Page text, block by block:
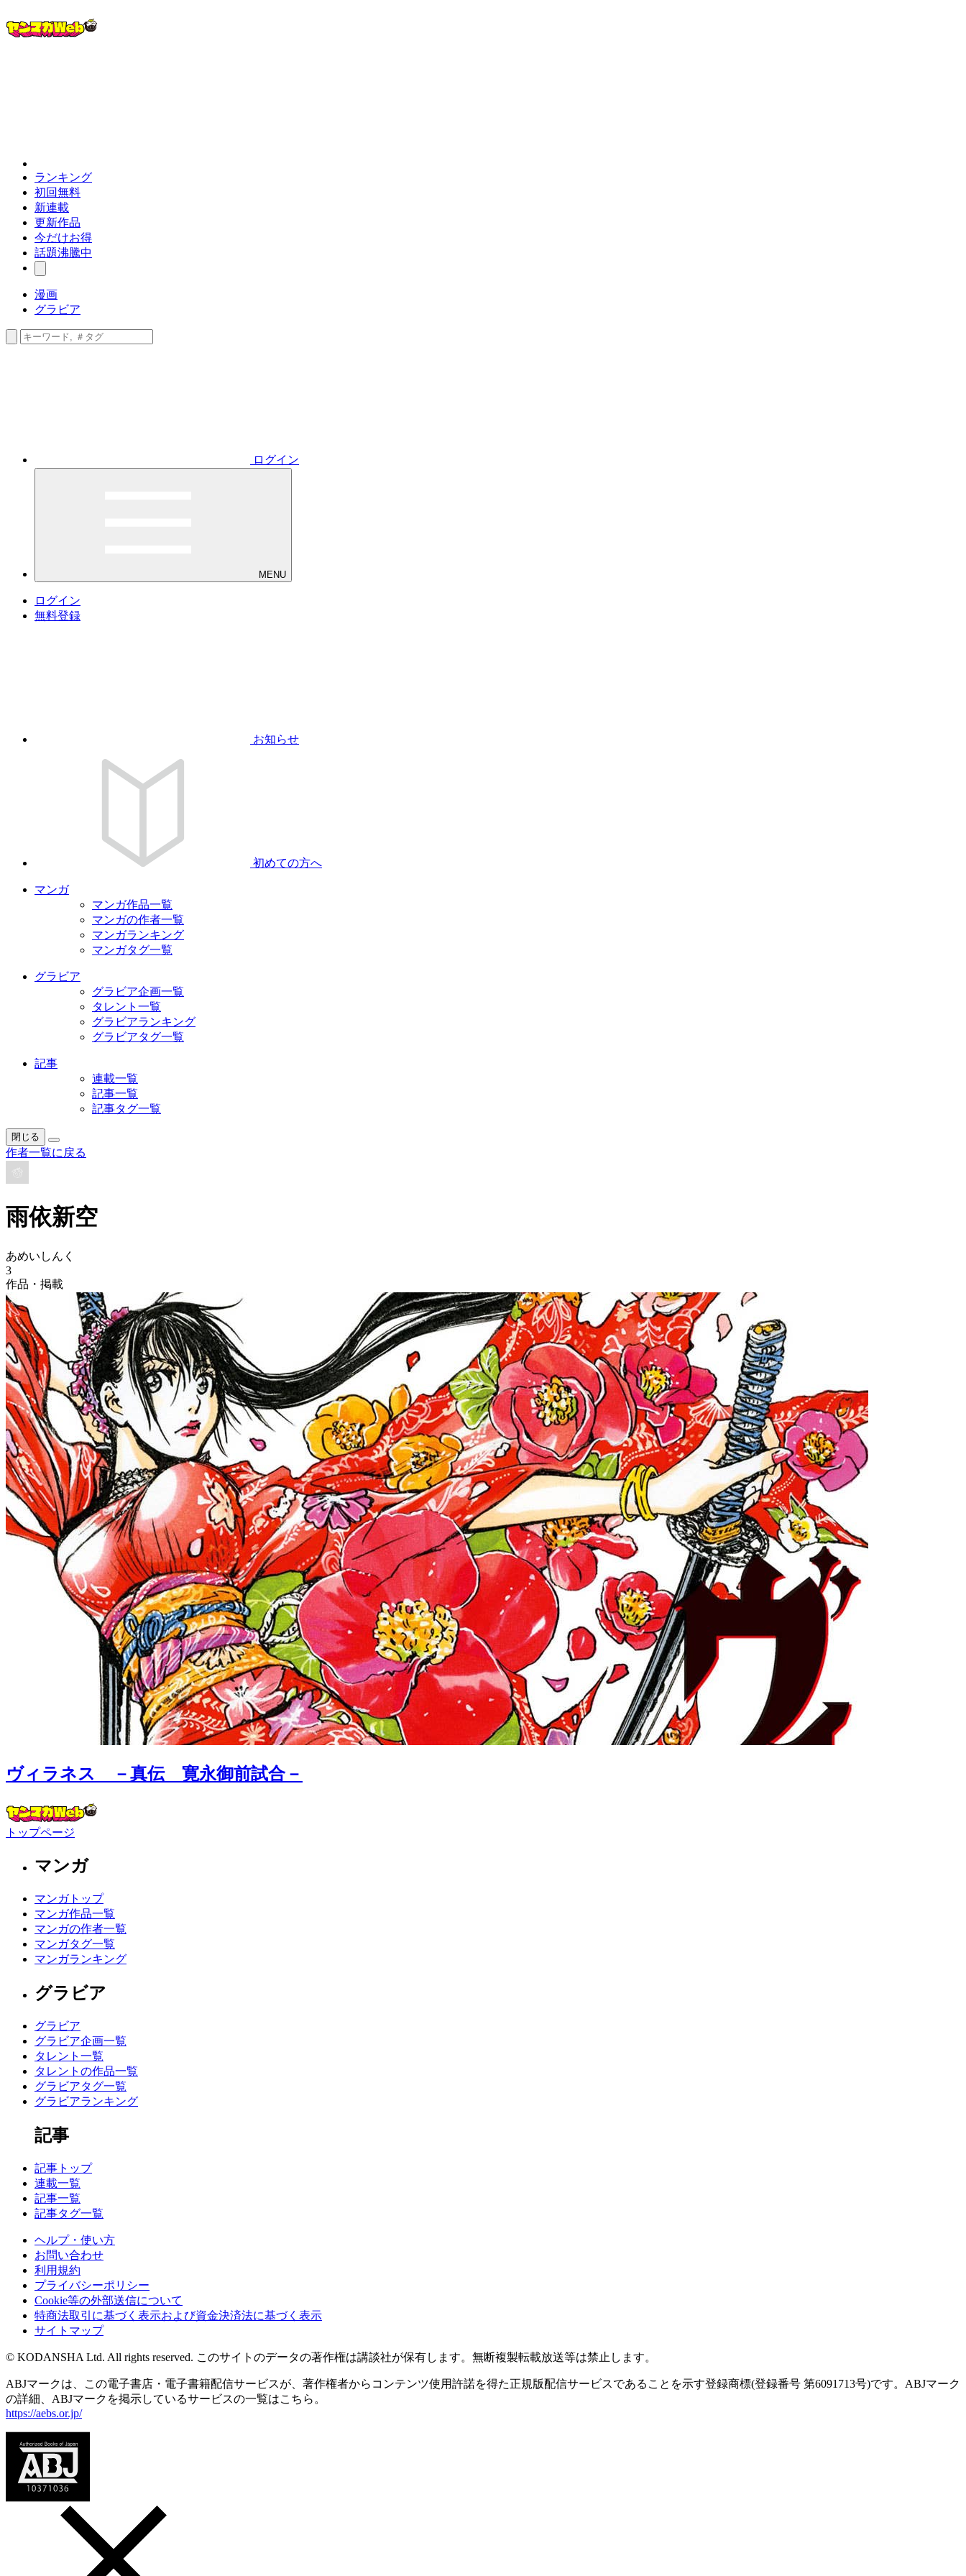
ランキング
初回無料
新連載
更新作品
今だけお得
話題沸騰中
漫画
グラビア
ログイン
MENU
ログイン
無料登録
お知らせ
初めての方へ
マンガ
マンガ作品一覧
マンガの作者一覧
マンガランキング
マンガタグ一覧
グラビア
グラビア企画一覧
タレント一覧
グラビアランキング
グラビアタグ一覧
記事
連載一覧
記事一覧
記事タグ一覧
閉じる
作者一覧に戻る
雨依新空
あめいしんく
3
作品・掲載
ヴィラネス －真伝 寛永御前試合－
トップページ
マンガ
マンガトップ
マンガ作品一覧
マンガの作者一覧
マンガタグ一覧
マンガランキング
グラビア
グラビア
グラビア企画一覧
タレント一覧
タレントの作品一覧
グラビアタグ一覧
グラビアランキング
記事
記事トップ
連載一覧
記事一覧
記事タグ一覧
ヘルプ・使い方
お問い合わせ
利用規約
プライバシーポリシー
Cookie等の外部送信について
特商法取引に基づく表示および資金決済法に基づく表示
サイトマップ
© KODANSHA Ltd. All rights reserved. このサイトのデータの著作権は講談社が保有します。無断複製転載放送等は禁止します。
ABJマークは、この電子書店・電子書籍配信サービスが、著作権者からコンテンツ使用許諾を得た正規版配信サービスであることを示す登録商標(登録番号 第6091713号)です。ABJマーク
の詳細、ABJマークを掲示しているサービスの一覧はこちら。
https://aebs.or.jp/